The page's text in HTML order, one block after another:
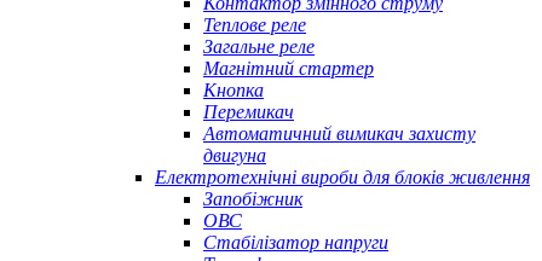
Теплове реле
Загальне реле
Магнітний стартер
Кнопка
Перемикач
Автоматичний вимикач захисту
двигуна
Електротехнічні вироби для блоків живлення
Запобіжник
ОВС
Стабілізатор напруги